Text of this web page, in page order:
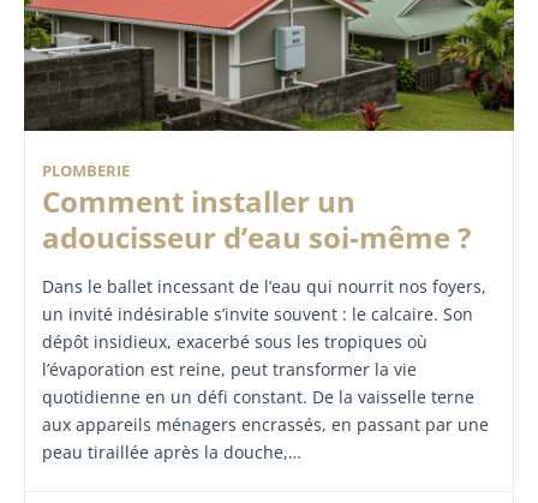
PLOMBERIE
Comment installer un
adoucisseur d’eau soi-même ?
Dans le ballet incessant de l’eau qui nourrit nos foyers,
un invité indésirable s’invite souvent : le calcaire. Son
dépôt insidieux, exacerbé sous les tropiques où
l’évaporation est reine, peut transformer la vie
quotidienne en un défi constant. De la vaisselle terne
aux appareils ménagers encrassés, en passant par une
peau tiraillée après la douche,…